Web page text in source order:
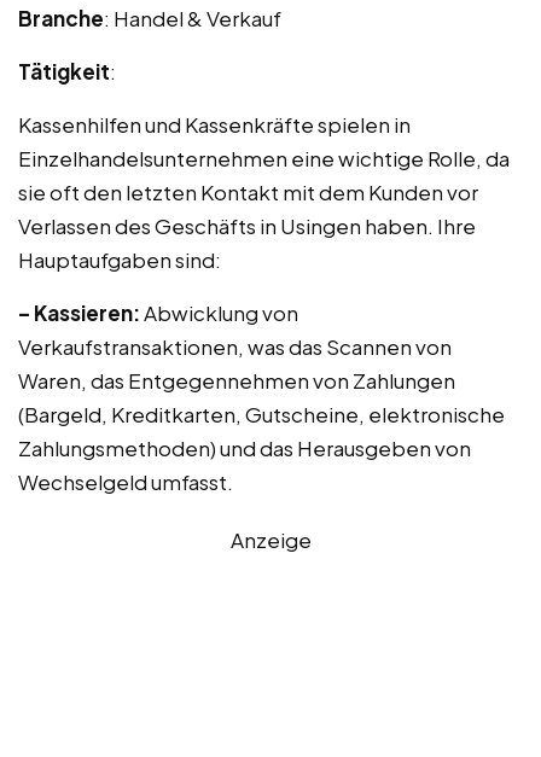
Branche: Handel & Verkauf
Tätigkeit:
Kassenhilfen und Kassenkräfte spielen in
Einzelhandelsunternehmen eine wichtige Rolle, da
sie oft den letzten Kontakt mit dem Kunden vor
Verlassen des Geschäfts in Usingen haben. Ihre
Hauptaufgaben sind:
– Kassieren:Abwicklung von
Verkaufstransaktionen, was das Scannen von
Waren, das Entgegennehmen von Zahlungen
(Bargeld, Kreditkarten, Gutscheine, elektronische
Zahlungsmethoden) und das Herausgeben von
Wechselgeld umfasst.
Anzeige